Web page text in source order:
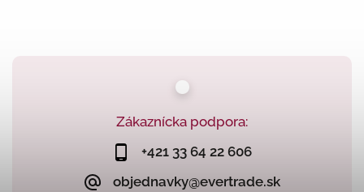
Zákaznícka podpora:
+421 33 64 22 606
objednavky@evertrade.sk